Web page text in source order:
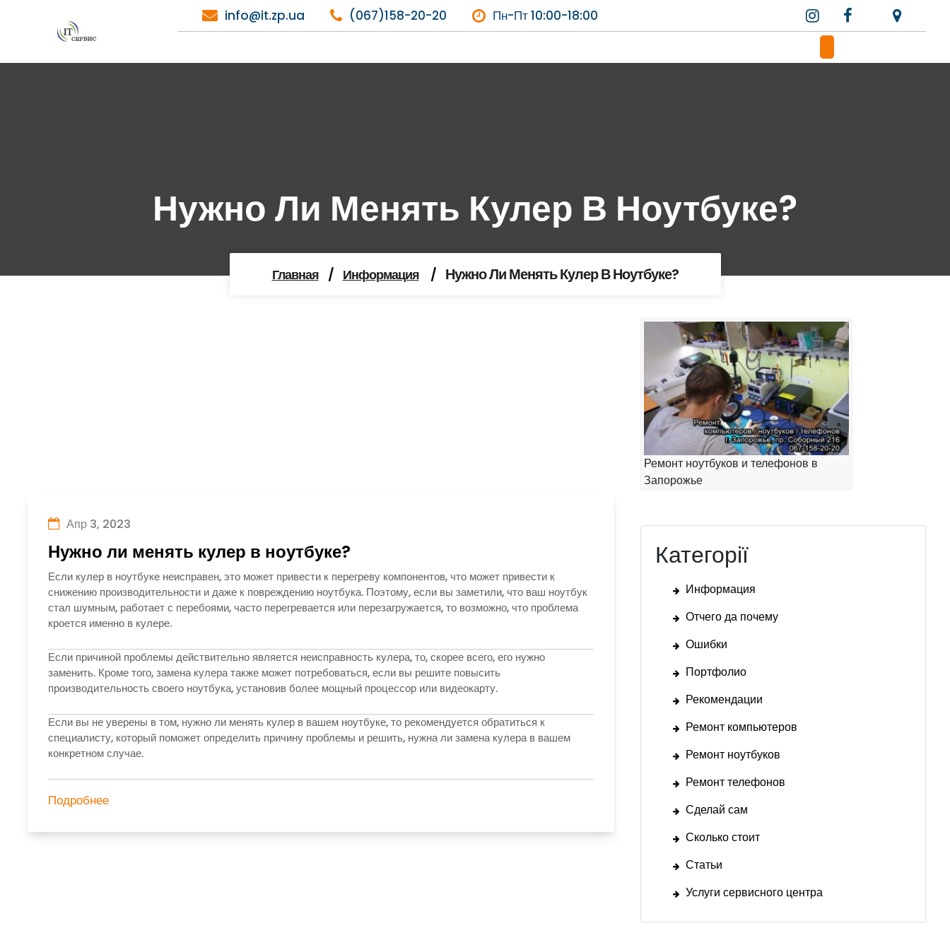
содержимому
info@it.zp.ua (067)158-20-20 Пн-Пт 10:00-18:00
Нужно Ли Менять Кулер В Ноутбуке?
Главная / Информация / Нужно Ли Менять Кулер В Ноутбуке?
Апр 3, 2023
Нужно ли менять кулер в ноутбуке?
Если кулер в ноутбуке неисправен, это может привести к перегреву компонентов, что может привести к
снижению производительности и даже к повреждению ноутбука. Поэтому, если вы заметили, что ваш ноутбук
стал шумным, работает с перебоями, часто перегревается или перезагружается, то возможно, что проблема
кроется именно в кулере.
Если причиной проблемы действительно является неисправность кулера, то, скорее всего, его нужно
заменить. Кроме того, замена кулера также может потребоваться, если вы решите повысить
производительность своего ноутбука, установив более мощный процессор или видеокарту.
Если вы не уверены в том, нужно ли менять кулер в вашем ноутбуке, то рекомендуется обратиться к
специалисту, который поможет определить причину проблемы и решить, нужна ли замена кулера в вашем
конкретном случае.
Подробнее
Ремонт ноутбуков и телефонов в
Запорожье
Категорії
Информация
Отчего да почему
Ошибки
Портфолио
Рекомендации
Ремонт компьютеров
Ремонт ноутбуков
Ремонт телефонов
Сделай сам
Сколько стоит
Статьи
Услуги сервисного центра